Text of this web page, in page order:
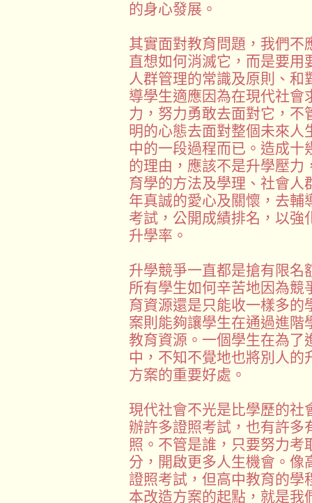
的身心發展。
其實面對教育問題，我們不
直想如何消滅它，而是要用
人群管理的常識及原則、
導學生適應因為在現代社會
力，努力勇敢去面對它，不
明的心態去面對整個未來
中的一段過程而已。造成十
的理由，應該不是升學壓力
育學的方法及學理、社會人
年真誠的愛心及關懷，去輔
考試，公開成績排名，以強
升學率。
升學競爭一直都是搶有限名
所有學生如何辛苦地因為競
育資源還是只能收一樣多的
案則能夠讓學生在通過進階
教育資源。一個學生在為了
中，不知不覺地也將別人的
方案的重要好處。
現代社會不光是比學歷的社
辦許多證照考試，也有許多
照。不管是誰，只要努力考
分，開啟更多人生機會。像
證照考試，但高中教育的學
本改造方案的起點，就是我